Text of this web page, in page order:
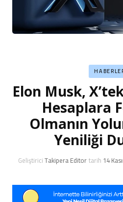
Elon Musk,
Hesaplara
Olmanın
Yeniliği
GeliştiriciTakipera Editortarih 14